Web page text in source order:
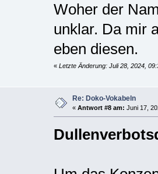
Woher der
unklar. Da mir
eben diesen.
« Letzte Änderung: Juli 28, 2024,
Re: Doko-Vokabeln
« Antwort #8 am: Juni 17,